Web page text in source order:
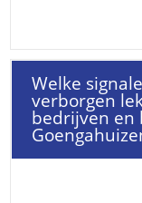
Welke
verborgen
bedrijven en